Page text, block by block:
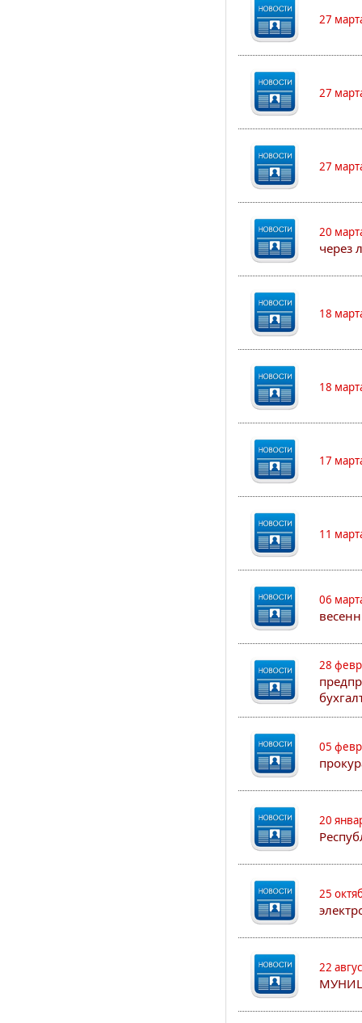
27
27
27
20
через
18
18
17
11
06
28
05
20
25
22